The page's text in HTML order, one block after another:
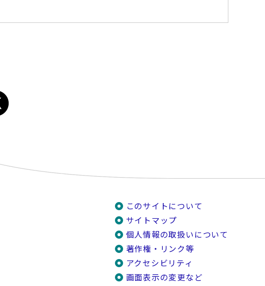
このサイトについて
サイトマップ
個人情報の取扱いについて
著作権・リンク等
アクセシビリティ
画面表示の変更など